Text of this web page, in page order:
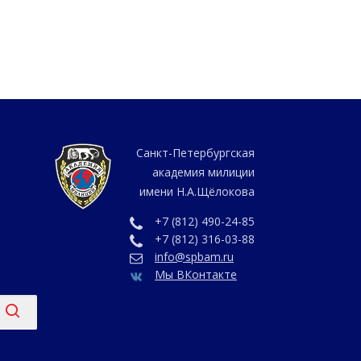
Санкт-Петербургская
академия милиции
имени Н.А.Щёлокова
+7 (812) 490-24-85
+7 (812) 316-03-88
info@spbam.ru
Мы ВКонтакте